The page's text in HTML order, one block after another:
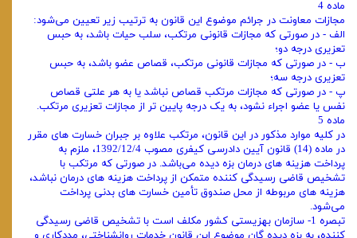
ماده 4
مجازات معاونت در جرائم موضوع این قانون به ترتیب زیر تعیین می‌شود:
الف - در صورتی که مجازات قانونی مرتکب، سلب حیات باشد، به حبس
تعزیری درجه دو؛
ب - در صورتی که مجازات قانونی مرتکب، قصاص عضو باشد، به حبس
تعزیری درجه سه؛
پ - در صورتی که مجازات مرتکب قصاص نباشد یا به هر علتی قصاص
نفس یا عضو اجراء نشود، به یک درجه پایین تر از مجازات تعزیری مرتکب.
ماده 5
در کلیه موارد مذکور در این قانون، مرتکب علاوه بر جبران خسارت های مقرر
در ماده (14) قانون آیین دادرسی کیفری مصوب 1392/12/4، ملزم به
پرداخت هزینه های درمان بزه دیده می‌باشد. در صورتی که مرتکب با
تشخیص قاضی رسیدگی کننده متمکن از پرداخت هزینه های درمان نباشد،
هزینه های مربوطه از محل صندوق تأمین خسارت های بدنی پرداخت
می‌شود.
تبصره 1- سازمان بهزیستی کشور مکلف است با تشخیص قاضی رسیدگی